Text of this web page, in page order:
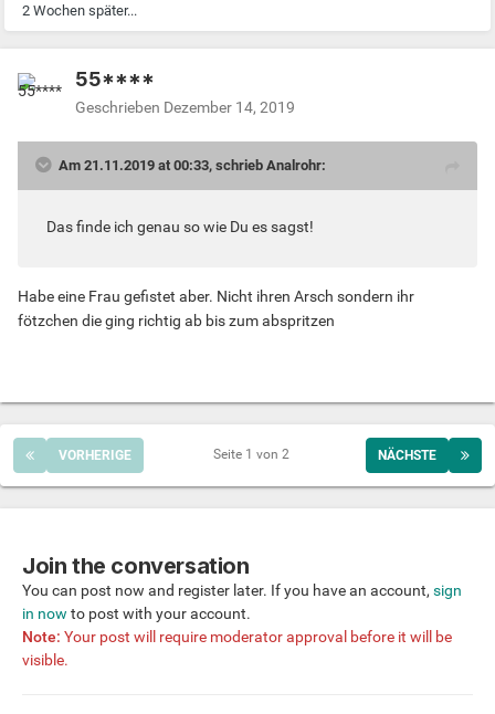
2 Wochen später...
55****
Geschrieben Dezember 14, 2019
Am 21.11.2019 at 00:33, schrieb Analrohr:
Das finde ich genau so wie Du es sagst!
Habe eine Frau gefistet aber. Nicht ihren Arsch sondern ihr
fötzchen die ging richtig ab bis zum abspritzen
VORHERIGE NÄCHSTE
Seite 1 von 2
Join the conversation
You can post now and register later. If you have an account, sign
in now to post with your account.
Note: Your post will require moderator approval before it will be
visible.